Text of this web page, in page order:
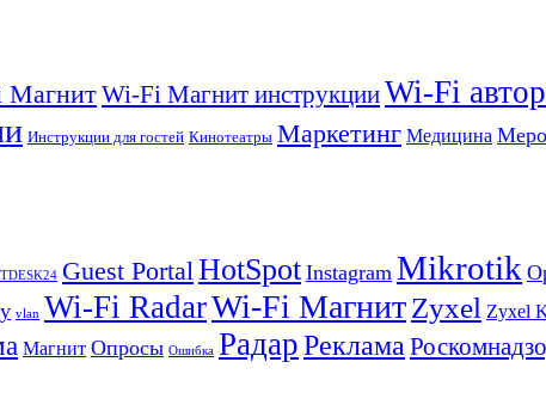
МагнитWi-Fi Магнит инструкцииWi-Fi
Инструкции для гостей Кинотеатры Маркетинг Медицина
Guest PortalHotSpot Instagram Mikrotik
vlan Wi-Fi RadarWi-Fi МагнитZyxel Zyxel
Магнит Опросы Ошибка РадарРеклама